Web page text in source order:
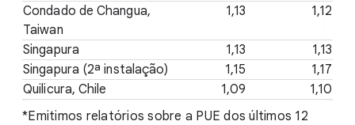
Condado de Changua,
Taiwan
1,13 1,12
Singapura 1,13
1,13
Singapura (2ª instalação)
1,15
1,17
Quilicura, Chile
1,09
1,10
*Emitimos relatórios sobre a PUE dos últimos 12